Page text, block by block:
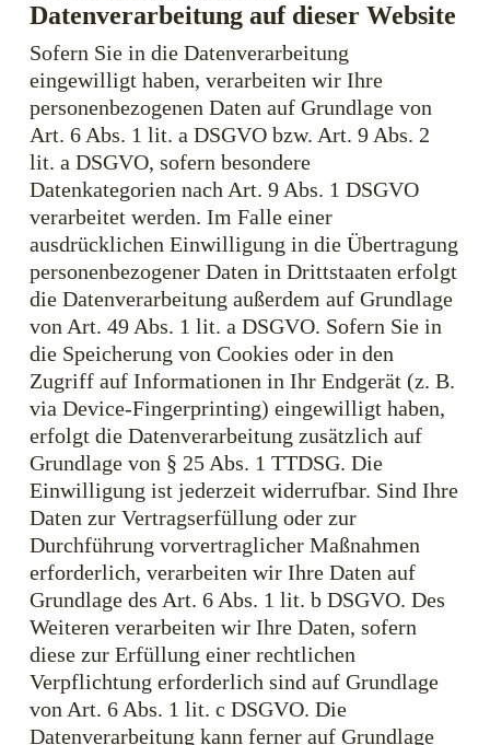
Datenverarbeitung auf dieser Website
Sofern Sie in die Datenverarbeitung
eingewilligt haben, verarbeiten wir Ihre
personenbezogenen Daten auf Grundlage von
Art. 6 Abs. 1 lit. a DSGVO bzw. Art. 9 Abs. 2
lit. a DSGVO, sofern besondere
Datenkategorien nach Art. 9 Abs. 1 DSGVO
verarbeitet werden. Im Falle einer
ausdrücklichen Einwilligung in die Übertragung
personenbezogener Daten in Drittstaaten erfolgt
die Datenverarbeitung außerdem auf Grundlage
von Art. 49 Abs. 1 lit. a DSGVO. Sofern Sie in
die Speicherung von Cookies oder in den
Zugriff auf Informationen in Ihr Endgerät (z. B.
via Device-Fingerprinting) eingewilligt haben,
erfolgt die Datenverarbeitung zusätzlich auf
Grundlage von § 25 Abs. 1 TTDSG. Die
Einwilligung ist jederzeit widerrufbar. Sind Ihre
Daten zur Vertragserfüllung oder zur
Durchführung vorvertraglicher Maßnahmen
erforderlich, verarbeiten wir Ihre Daten auf
Grundlage des Art. 6 Abs. 1 lit. b DSGVO. Des
Weiteren verarbeiten wir Ihre Daten, sofern
diese zur Erfüllung einer rechtlichen
Verpflichtung erforderlich sind auf Grundlage
von Art. 6 Abs. 1 lit. c DSGVO. Die
Datenverarbeitung kann ferner auf Grundlage